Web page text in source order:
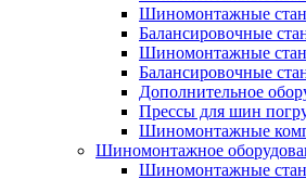
Шиномонтажные
Балансировочные
Шиномонтажные
Балансировочные
Дополнительное
Прессы для шин
Шиномонтажные
Шиномонтажное
Шиномонтажные